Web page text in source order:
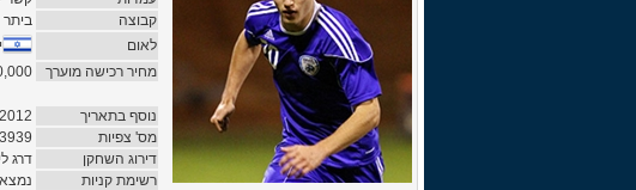
קבוצה
ביתר
לאום
מחיר רכישה מוערך
100,000 דולר | 50,000
נוסף בתאריך
מס' צפיות
3939
דירוג השחקן
דרג
רשימת קניות
נמצא